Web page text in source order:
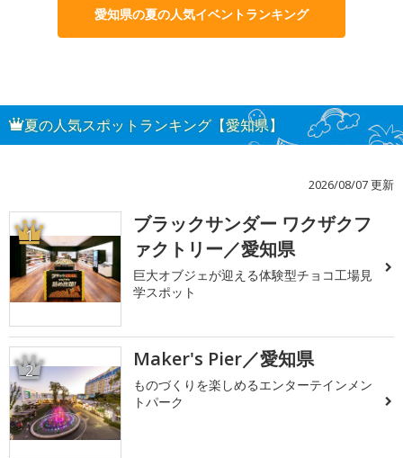
愛知県の夏の人気イベントランキング
夏の人気スポットランキング【愛知県】
2026/08/07 更新
1
ブラックサンダー ワクザクフ
ァクトリー／愛知県
巨大オブジェが迎える体験型チョコ工場見
学スポット
2 Maker's Pier／愛知県
ものづくりを楽しめるエンターテインメン
トパーク